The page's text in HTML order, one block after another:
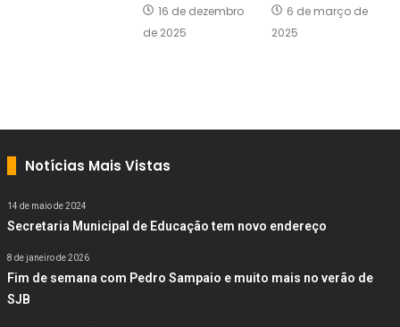
16 de dezembro
de 2025
6 de março de
2025
Notícias Mais Vistas
14 de maio de 2024
Secretaria Municipal de Educação tem novo endereço
8 de janeiro de 2026
Fim de semana com Pedro Sampaio e muito mais no verão de
SJB